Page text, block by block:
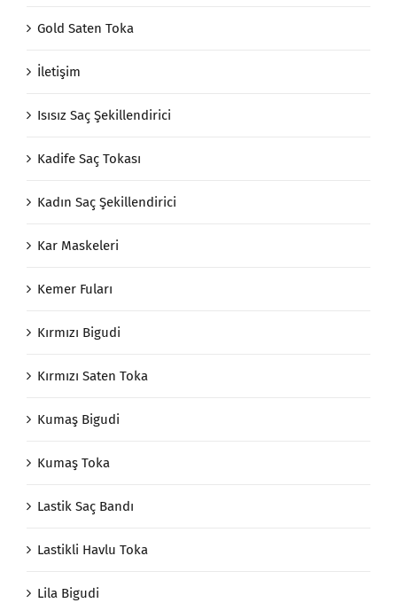
Gold Saten Toka
İletişim
Isısız Saç Şekillendirici
Kadife Saç Tokası
Kadın Saç Şekillendirici
Kar Maskeleri
Kemer Fuları
Kırmızı Bigudi
Kırmızı Saten Toka
Kumaş Bigudi
Kumaş Toka
Lastik Saç Bandı
Lastikli Havlu Toka
Lila Bigudi